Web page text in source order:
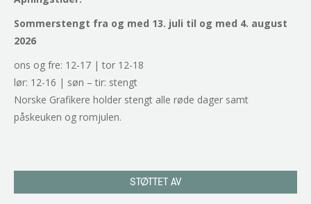
Sommerstengt fra og med 13. juli til og med 4. august
2026
ons og fre: 12-17 | tor 12-18
lør: 12-16 | søn – tir: stengt
Norske Grafikere holder stengt alle røde dager samt
påskeuken og romjulen.
STØTTET AV